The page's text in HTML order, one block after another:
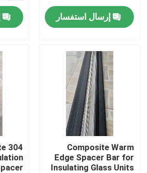
اتصل بنا
شريط الألمنيوم الفاصل
شريط فاصل الحافة الدافئة
بار بوتيل فاصل
نوافذ الجورجية بار
إرسال استفسار
العازل
Composite Warm
Edge Spacer Bar for
Insulating Glass Units